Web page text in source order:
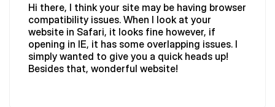
Hi there, I think your site may be having browser
compatibility issues. When I look at your
website in Safari, it looks fine however, if
opening in IE, it has some overlapping issues. I
simply wanted to give you a quick heads up!
Besides that, wonderful website!